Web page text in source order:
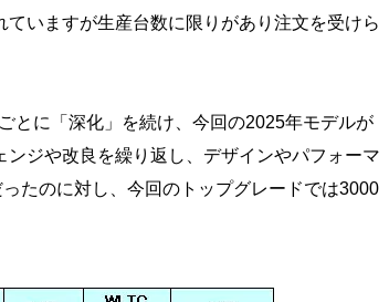
いますが生産台数に限りがあり注文を受けら
とに「深化」を続け、今回の2025年モデルが
ジや改良を繰り返し、デザインやパフォーマ
たのに対し、今回のトップグレードでは3000